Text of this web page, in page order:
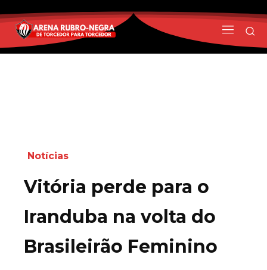
Notícias
Vitória perde para o
Iranduba na volta do
Brasileirão Feminino